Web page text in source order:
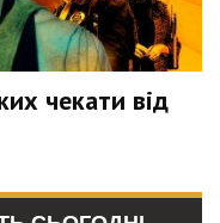
чекати від